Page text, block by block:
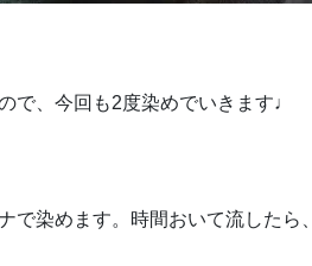
で、今回も2度染めでいきます♩
で染めます。時間おいて流したら、